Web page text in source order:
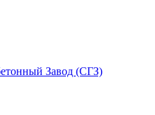
Завод (СГЗ)